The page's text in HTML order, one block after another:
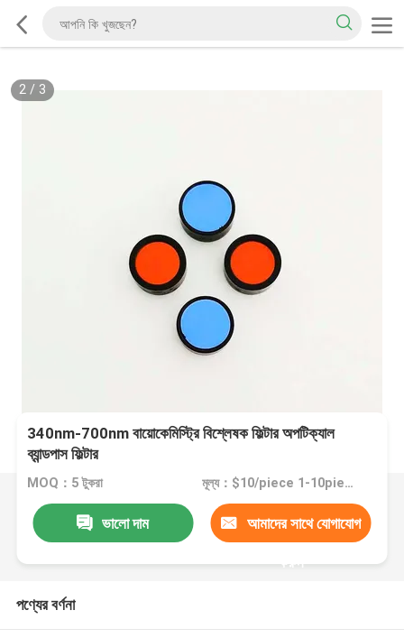
2/ 3
340nm-700nm বায়োকেমিস্ট্রি বিশ্লেষক ফিল্টার অপটিক্যাল
ব্যান্ডপাস ফিল্টার
MOQ：5 টুকরা মূল্য：$10/piece 1-10pieces; $9/piece 11-50pieces; $8/piece >=51pieces
ভালো দাম আমাদের সাথে যোগাযোগ
করুন
পণ্যের বর্ণনা